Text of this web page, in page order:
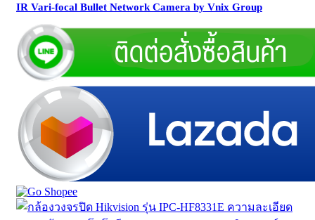
IR Vari-focal Bullet Network Camera by Vnix Group